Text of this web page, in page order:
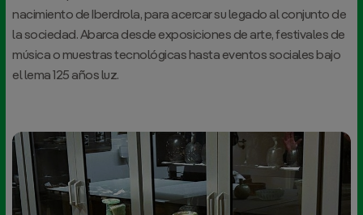
nacimiento de Iberdrola, para acercar su legado al conjunto de
la sociedad. Abarca desde exposiciones de arte, festivales de
música o muestras tecnológicas hasta eventos sociales bajo
el lema 125 años luz.